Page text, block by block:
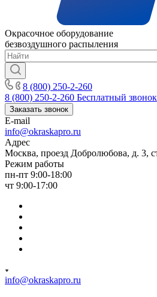
Окрасочное оборудование
безвоздушного распыления
8 (800) 250-2-260
8 (800) 250-2-260 Бесплатный звонок
Заказать звонок
E-mail
info@okraskapro.ru
Адрес
Москва, проезд Добролюбова, д. 3,
Режим работы
пн-пт 9:00-18:00
чт 9:00-17:00
info@okraskapro.ru